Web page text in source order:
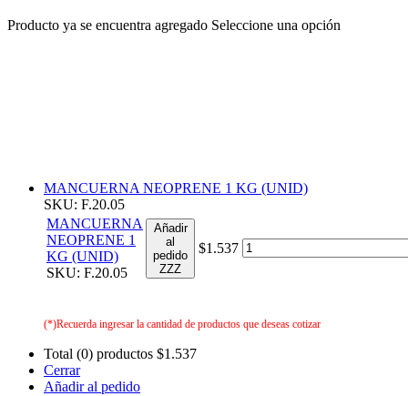
Producto ya se encuentra agregado Seleccione una opción
MANCUERNA NEOPRENE 1 KG (UNID)
SKU: F.20.05
MANCUERNA
NEOPRENE 1
KG (UNID)
SKU: F.20.05
Añadir
al
pedido
ZZZ
$1.537
(*)Recuerda ingresar la cantidad de productos que deseas cotizar
Total (0) productos $1.537
Cerrar
Añadir al pedido